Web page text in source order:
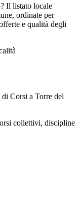
Il listato locale
ordinate per
e qualità degli
Corsi a Torre del
collettivi, discipline